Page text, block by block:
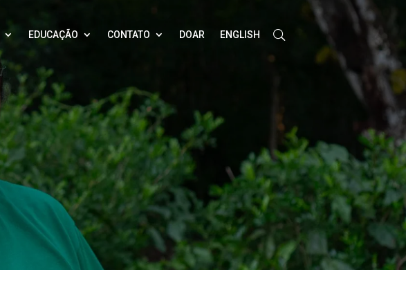
EDUCAÇÃO CONTATO DOAR ENGLISH